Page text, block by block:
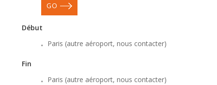
GO
Début
Paris (autre aéroport, nous contacter)
Fin
Paris (autre aéroport, nous contacter)